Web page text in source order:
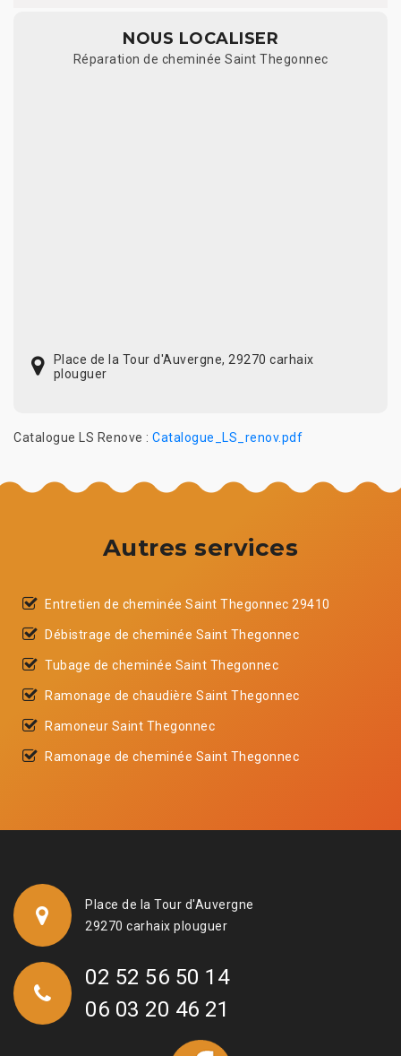
NOUS LOCALISER
Réparation de cheminée Saint Thegonnec
Place de la Tour d'Auvergne, 29270 carhaix
plouguer
Catalogue LS Renove : Catalogue_LS_renov.pdf
Autres services
Entretien de cheminée Saint Thegonnec 29410
Débistrage de cheminée Saint Thegonnec
Tubage de cheminée Saint Thegonnec
Ramonage de chaudière Saint Thegonnec
Ramoneur Saint Thegonnec
Ramonage de cheminée Saint Thegonnec
Place de la Tour d'Auvergne
29270 carhaix plouguer
02 52 56 50 14
06 03 20 46 21